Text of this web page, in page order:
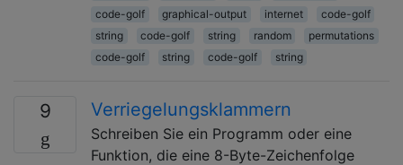
code-golf
graphical-output internet
code-golf
string
code-golf string random
permutations
code-golf
string code-golf string
9 Verriegelungsklammern
Schreiben Sie ein Programm oder eine
Funktion, die eine 8-Byte-Zeichenfolge